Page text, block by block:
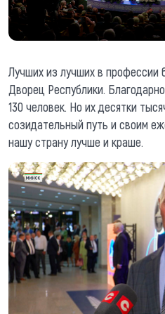
Лучших из лучших в профессии
Дворец Республики.
130 человек. Но их десятки
созидательный путь и своим
нашу страну лучше и краше.